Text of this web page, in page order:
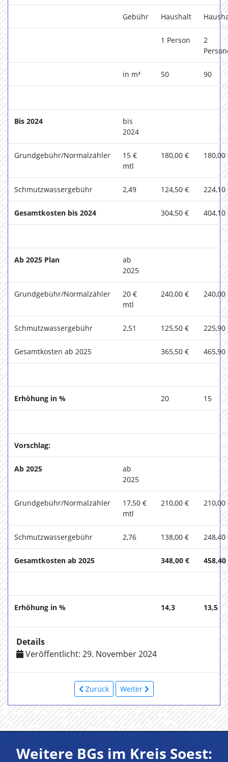
Gebühr Haushalt
1 Person
2
in m³ 50 90
Bis 2024
bis
2024
Grundgebühr/Normalzähler
15 €
mtl
180,00 € 180,00
Schmutzwassergebühr 2,49 124,50 € 224,10
Gesamtkosten bis 2024 304,50 € 404,10
Ab 2025 Plan
ab
2025
Grundgebühr/Normalzähler
20 €
mtl
240,00 € 240,00
Schmutzwassergebühr 2,51 125,50 € 225,90
Gesamtkosten ab 2025 365,50 € 465,90
Erhöhung in % 20 15
Vorschlag:
Ab 2025
ab
2025
Grundgebühr/Normalzähler
17,50 €
mtl
210,00 € 210,00
Schmutzwassergebühr 2,76 138,00 € 248,40
Gesamtkosten ab 2025 348,00 € 458,40
Erhöhung in % 14,3 13,5
Details
Veröffentlicht: 29. November 2024
Zurück Weiter
Weitere BGs im Kreis Soest: